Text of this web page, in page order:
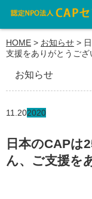
HOME > お知らせ >
支援をありがとうござ
お知らせ
11.202020
日本のCAPは
ん、ご支援を